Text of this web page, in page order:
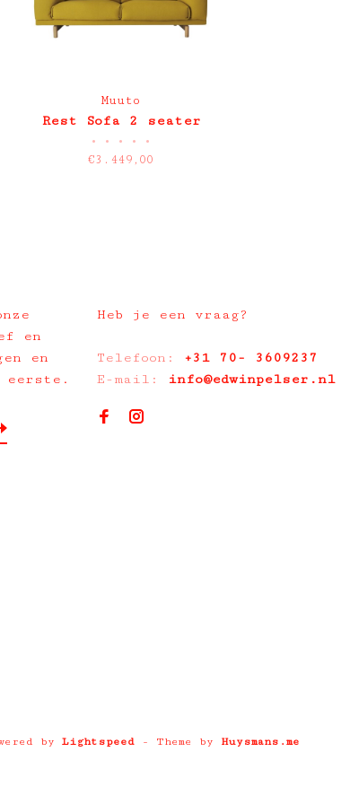
Muuto
Rest Sofa 2 seater
• • • • •
€3.449,00
en
en
Heb je een vraag?
Telefoon: +31 70- 3609237
E-mail:
info@edwinpelser.nl
by Lightspeed- Theme by Huysmans.me